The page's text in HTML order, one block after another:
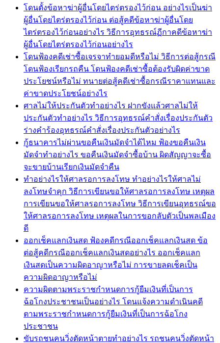
โดนตั้งข้อหาฆ่าผู้อื่นโดยไตร่ตรองไว้ก่อน อย่างไรเป็นฆ่า
ผู้อื่นโดยไตร่ตรองไว้ก่อน ต่อสู้คดีข้อหาฆ่าผู้อื่นโดย
ไตร่ตรองไว้ก่อนอย่างไร วิธีการอุทธรณ์ฏีกาคดีข้อหาฆ่า
ผู้อื่นโดยไตร่ตรองไว้ก่อนอย่างไร
โดนฟ้องคดีเช่าซื้อเจรจาทำยอมดีหรือไม่ วิธีการต่อสู้กรณี
โดนฟ้องเรียกรถคืน โดนฟ้องคดีเช่าซื้อต้องรับผิดค่าขาด
ประโยชน์หรือไม่ ทนายต่อสู้คดีเช่าซื้อกรณีราคาแทนและ
ค่าขาดประโยชน์อย่างไร
ศาลไม่ให้ประกันตัวทำอย่างไร ฝากขังแล้วศาลไม่ให้
ประกันตัวทำอย่างไร วิธีการอุทธรณ์คำสั่งเรื่องประกันตัว
ร่างคำร้องอุทธรณ์คำสั่งเรื่องประกันตัวอย่างไร
กู้ธนาคารไม่ผ่านขอคืนเงินมัดจำได้ไหม ฟ้องขอคืนเงิน
มัดจำทำอย่างไร ขอคืนเงินมัดจำซื้อบ้าน ผิดสัญญาจะซื้อ
จะขายบ้านเรียกเงินมัดจำคืน
ทำอย่างไรให้ศาลรอการลงโทษ ทำอย่างไรให้ศาลไม่
ลงโทษจำคุก วิธีการเขียนขอให้ศาลรอการลงโทษ เหตุผล
การเขียนขอให้ศาลรอการลงโทษ วิธีการเขียนอุทธรณ์ขอ
ให้ศาลรอการลงโทษ เหตุผลในการขอกลับตัวเป็นพลเมือง
ดี
ออกเช็คแลกเงินสด ฟ้องคดีกรณีออกเช็คแลกเงินสด ข้อ
ต่อสู้คดีกรณีออกเช็คแลกเงินสดอย่างไร ออกเช็คแลก
เงินสดเป็นความผิดอาญาหรือไม่ การขายลดเช็คเป็น
ความผิดอาญาหรือไม่
ความผิดตามพระราชกำหนดการกู้ยืมเงินที่เป็นการ
ฉ้อโกงประชาชนเป็นอย่างไร โดนแจ้งความดำเนินคดี
ตามพระราชกำหนดการกู้ยืมเงินที่เป็นการฉ้อโกง
ประชาชน
ขับรถชนคนวิ่งตัดหน้าตายทำอย่างไร รถชนคนวิ่งตัดหน้า